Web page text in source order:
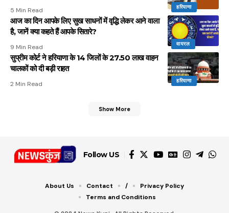
हरियाणा
5 Min Read
वायरल
आज का दिन आपके लिए सुख साधनों में वृद्धि लेकर आने वाला
है, जानें क्या कहते हैं आपके सितारे?
9 Min Read
हरियाणा
सुप्रीम कोर्ट ने हरियाणा के 14 जिलों के 27.50 लाख वाहन
चालकों को दी बड़ी राहत
2 Min Read
Show More
Follow US
About Us Contact /
Privacy Policy
Terms and Conditions